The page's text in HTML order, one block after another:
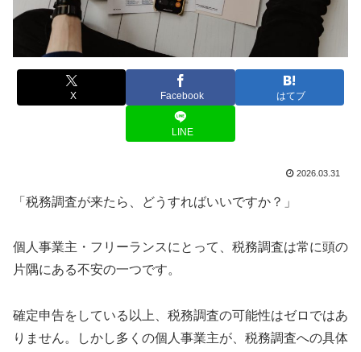
X Facebook はてブ
LINE
2026.03.31
「税務調査が来たら、どうすればいいですか？」
個人事業主・フリーランスにとって、税務調査は常に頭の
片隅にある不安の一つです。
確定申告をしている以上、税務調査の可能性はゼロではあ
りません。しかし多くの個人事業主が、税務調査への具体